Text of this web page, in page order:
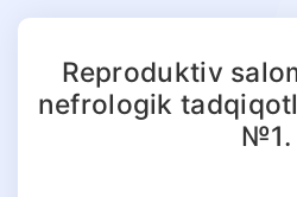
Reproduktiv
nefrologik
№1.